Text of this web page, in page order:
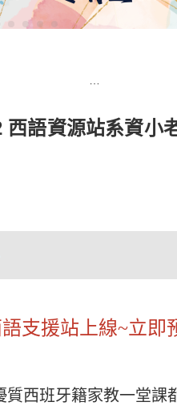
西語資源站系資
語支援站上線~立即
質西班牙籍家教一堂課